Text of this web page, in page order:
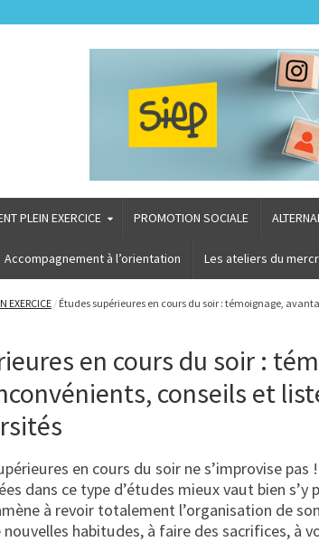
PLEIN EXERCICE PROMOTION SOCIALE
Accompagnement à l’orientation Les ateliers du
EXERCICE/ Études supérieures en cours du soir : témoignage,
en cours du soir :
conseils et
en cours du soir ne s’improvise pas
dans ce type d’études mieux vaut bien s’y
à revoir totalement l’organisation de
habitudes, à faire des sacrifices, à